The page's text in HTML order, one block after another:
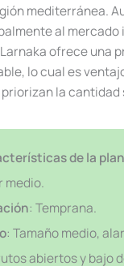
mediterránea.
al mercado
ofrece una
lo cual es
la cantidad
de la
medio.
: Temprana.
: Tamaño medio,
abiertos y bajo